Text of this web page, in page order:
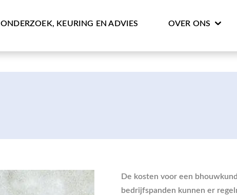
ONDERZOEK, KEURING EN ADVIES OVER ONS
De kosten voor een
bedrijfspanden kunnen er